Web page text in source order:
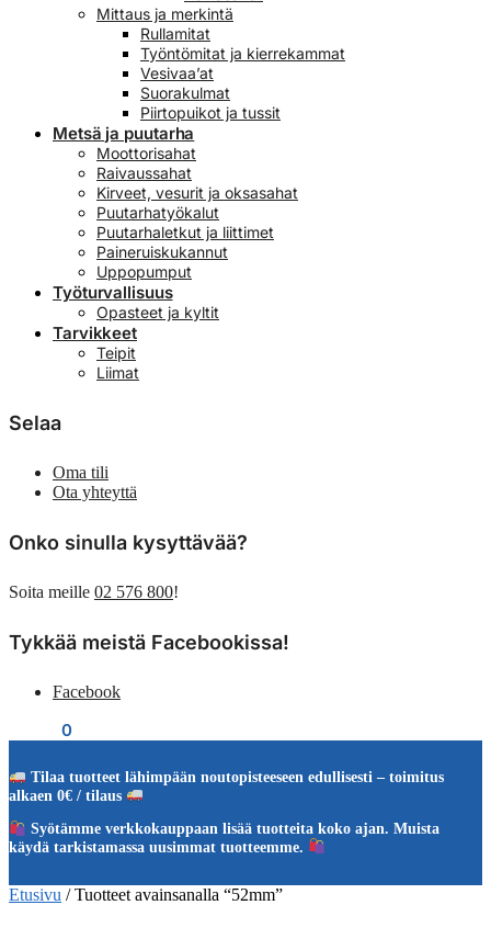
Mittaus ja merkintä
Rullamitat
Työntömitat ja kierrekammat
Vesivaa’at
Suorakulmat
Piirtopuikot ja tussit
Metsä ja puutarha
Moottorisahat
Raivaussahat
Kirveet, vesurit ja oksasahat
Puutarhatyökalut
Puutarhaletkut ja liittimet
Paineruiskukannut
Uppopumput
Työturvallisuus
Opasteet ja kyltit
Tarvikkeet
Teipit
Liimat
Selaa
Oma tili
Ota yhteyttä
Onko sinulla kysyttävää?
Soita meille 02 576 800!
Tykkää meistä Facebookissa!
Facebook
0
Tilaa tuotteet lähimpään noutopisteeseen edullisesti – toimitus
alkaen 0€ / tilaus
Syötämme verkkokauppaan lisää tuotteita koko ajan. Muista
käydä tarkistamassa uusimmat tuotteemme.
Etusivu /Tuotteet avainsanalla “52mm”